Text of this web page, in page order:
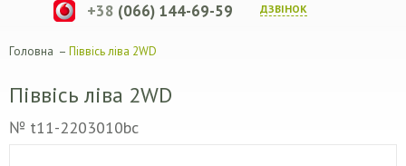
ДЗВIНОК
+38 (066) 144-69-59
Головна – Піввісь ліва 2WD
Піввісь ліва 2WD
№ t11-2203010bc